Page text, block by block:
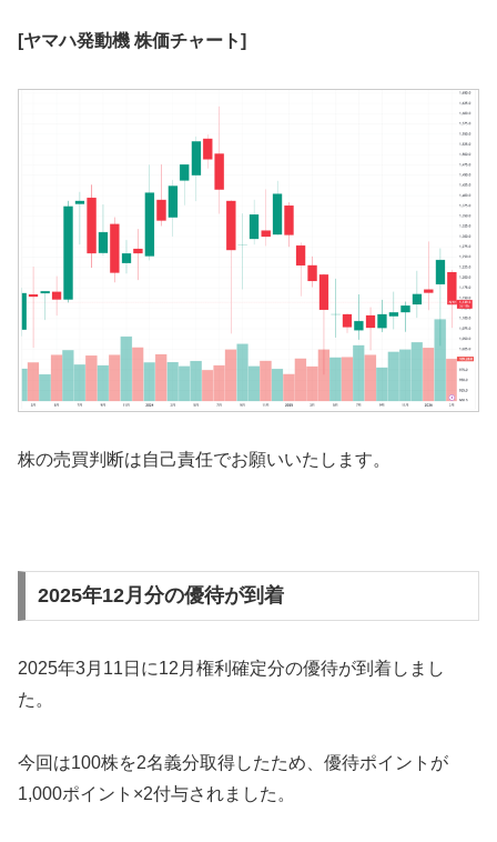
[ヤマハ発動機 株価チャート]
株の売買判断は自己責任でお願いいたします。
2025年12月分の優待が到着
2025年3月11日に12月権利確定分の優待が到着しまし
た。
今回は100株を2名義分取得したため、優待ポイントが
1,000ポイント×2付与されました。